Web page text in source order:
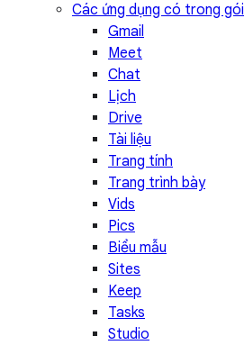
Các ứng dụng có trong gói
Gmail
Meet
Chat
Lịch
Drive
Tài liệu
Trang tính
Trang trình bày
Vids
Pics
Biểu mẫu
Sites
Keep
Tasks
Studio